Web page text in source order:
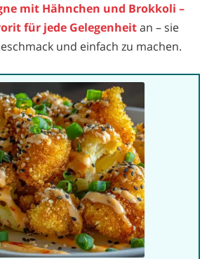
mit Hähnchen und Brokkoli –
für jede Gelegenheitan – sie
und einfach zu machen.